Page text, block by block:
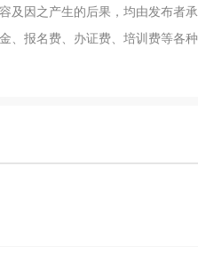
及因之产生的后果，均由发布者
、报名费、办证费、培训费等各